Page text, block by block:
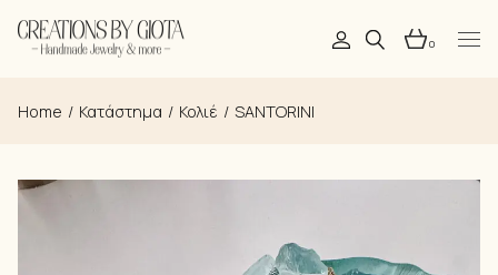
to
the 0
Home Κατάστημα Κολιέ SANTORINI